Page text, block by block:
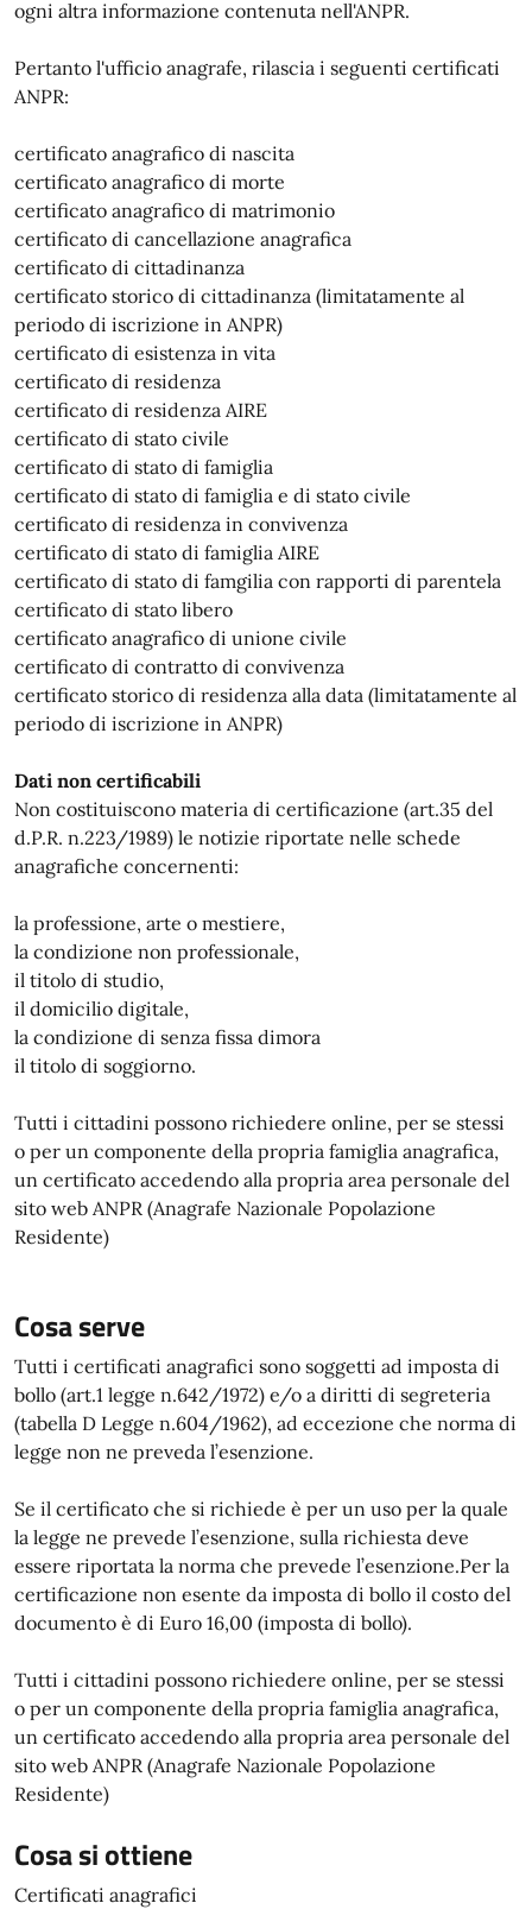
ogni altra informazione contenuta nell'ANPR.
Pertanto l'ufficio anagrafe, rilascia i seguenti certificati
ANPR:
certificato anagrafico di nascita
certificato anagrafico di morte
certificato anagrafico di matrimonio
certificato di cancellazione anagrafica
certificato di cittadinanza
certificato storico di cittadinanza (limitatamente al
periodo di iscrizione in ANPR)
certificato di esistenza in vita
certificato di residenza
certificato di residenza AIRE
certificato di stato civile
certificato di stato di famiglia
certificato di stato di famiglia e di stato civile
certificato di residenza in convivenza
certificato di stato di famiglia AIRE
certificato di stato di famgilia con rapporti di parentela
certificato di stato libero
certificato anagrafico di unione civile
certificato di contratto di convivenza
certificato storico di residenza alla data (limitatamente al
periodo di iscrizione in ANPR)
Dati non certificabili
Non costituiscono materia di certificazione (art.35 del
d.P.R. n.223/1989) le notizie riportate nelle schede
anagrafiche concernenti:
la professione, arte o mestiere,
la condizione non professionale,
il titolo di studio,
il domicilio digitale,
la condizione di senza fissa dimora
il titolo di soggiorno.
Tutti i cittadini possono richiedere online, per se stessi
o per un componente della propria famiglia anagrafica,
un certificato accedendo alla propria area personale del
sito web ANPR (Anagrafe Nazionale Popolazione
Residente)
Cosa serve
Tutti i certificati anagrafici sono soggetti ad imposta di
bollo (art.1 legge n.642/1972) e/o a diritti di segreteria
(tabella D Legge n.604/1962), ad eccezione che norma di
legge non ne preveda l’esenzione.
Se il certificato che si richiede è per un uso per la quale
la legge ne prevede l’esenzione, sulla richiesta deve
essere riportata la norma che prevede l’esenzione.Per la
certificazione non esente da imposta di bollo il costo del
documento è di Euro 16,00 (imposta di bollo).
Tutti i cittadini possono richiedere online, per se stessi
o per un componente della propria famiglia anagrafica,
un certificato accedendo alla propria area personale del
sito web ANPR (Anagrafe Nazionale Popolazione
Residente)
Cosa si ottiene
Certificati anagrafici